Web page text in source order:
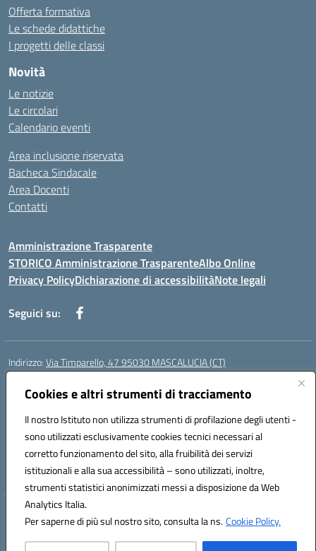
Cookies e altri strumenti di tracciamento
Il nostro Istituto non utilizza strumenti di profilazione degli utenti -
sono utilizzati esclusivamente cookies tecnici necessari al
corretto funzionamento del sito, alla fruibilità dei servizi
istituzionali e alla sua accessibilità – sono utilizzati, inoltre,
strumenti statistici anonimizzati messi a disposizione da Web
Analytics Italia.
Per saperne di più sul nostro sito, consulta la ns.Cookie Policy.
Offerta formativa
Le schede didattiche
I progetti delle classi
Novità
Le notizie
Le circolari
Calendario eventi
Area inclusione riservata
Bacheca Sindacale
Area Docenti
Contatti
Amministrazione Trasparente
STORICO Amministrazione TrasparenteAlbo Online
Privacy PolicyDichiarazione di accessibilitàNote legali
Seguici su:
Indirizzo:Via Timparello, 47 95030 MASCALUCIA (CT)
Centralino:
Posta elettronica certificata (PEC):ctic8bc002@pec.istruzione.it
Codice fiscale: 93238350875
Codice meccanografico:ctic8bc002
Codice Indice delle Pubbliche Amministrazioni (IPA): istsc_ctic8bc002
Codice unico di fatturazione (CUF): 2PO2JW
Hosting & Powered by 3D Solution S.r.l.
Concept & Design by Designers Italia